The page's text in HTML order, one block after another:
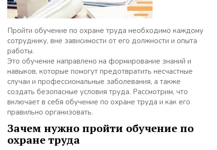
Пройти обучение по охране труда необходимо каждому
сотруднику, вне зависимости от его должности и опыта
работы.
Это обучение направлено на формирование знаний и
навыков, которые помогут предотвратить несчастные
случаи и профессиональные заболевания, а также
создать безопасные условия труда. Рассмотрим, что
включает в себя обучение по охране труда и как его
правильно организовать.
Зачем нужно пройти обучение по
охране труда